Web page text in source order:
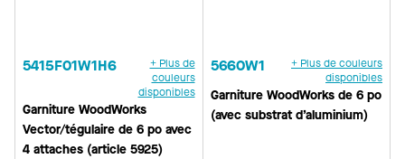
5415F01W1H6
+ Plus de
couleurs
disponibles
Garniture WoodWorks
Vector/tégulaire de 6 po avec
4 attaches (article 5925)
5660W1
+ Plus de couleurs
disponibles
Garniture WoodWorks de 6 po
(avec substrat d’aluminium)